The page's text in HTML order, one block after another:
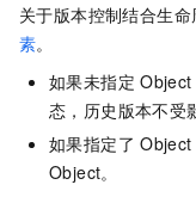
关于版本控制结合生
素。
如果未指定 Object
态，历史版本不受
如果指定了 Object
Object。